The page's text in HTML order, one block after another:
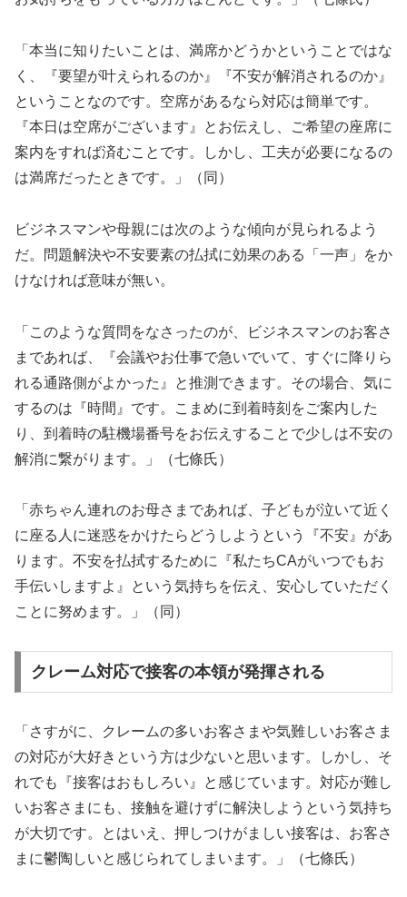
「本当に知りたいことは、満席かどうかということではな
く、『要望が叶えられるのか』『不安が解消されるのか』
ということなのです。空席があるなら対応は簡単です。
『本日は空席がございます』とお伝えし、ご希望の座席に
案内をすれば済むことです。しかし、工夫が必要になるの
は満席だったときです。」（同）
ビジネスマンや母親には次のような傾向が見られるよう
だ。問題解決や不安要素の払拭に効果のある「一声」をか
けなければ意味が無い。
「このような質問をなさったのが、ビジネスマンのお客さ
まであれば、『会議やお仕事で急いでいて、すぐに降りら
れる通路側がよかった』と推測できます。その場合、気に
するのは『時間』です。こまめに到着時刻をご案内した
り、到着時の駐機場番号をお伝えすることで少しは不安の
解消に繋がります。」（七條氏）
「赤ちゃん連れのお母さまであれば、子どもが泣いて近く
に座る人に迷惑をかけたらどうしようという『不安』があ
ります。不安を払拭するために『私たちCAがいつでもお
手伝いしますよ』という気持ちを伝え、安心していただく
ことに努めます。」（同）
クレーム対応で接客の本領が発揮される
「さすがに、クレームの多いお客さまや気難しいお客さま
の対応が大好きという方は少ないと思います。しかし、そ
れでも『接客はおもしろい』と感じています。対応が難し
いお客さまにも、接触を避けずに解決しようという気持ち
が大切です。とはいえ、押しつけがましい接客は、お客さ
まに鬱陶しいと感じられてしまいます。」（七條氏）